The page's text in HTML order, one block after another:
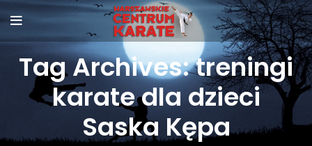
Tag Archives: treningi
karate dla dzieci
Saska Kępa